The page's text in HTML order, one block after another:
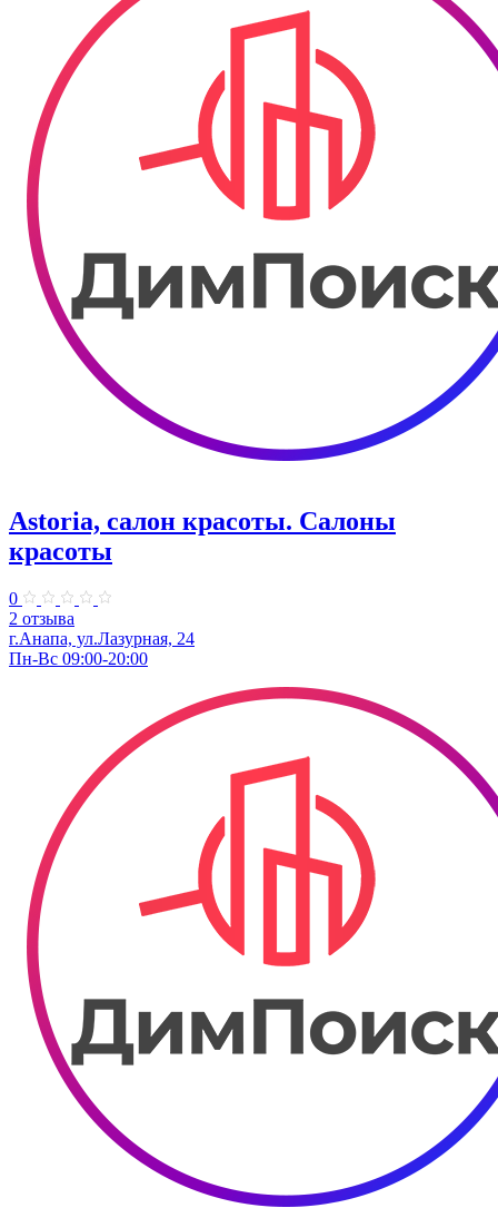
Astoria, салон красоты. Салоны
красоты
0
2 отзыва
г.Анапа, ул.Лазурная, 24
Пн-Вс 09:00-20:00